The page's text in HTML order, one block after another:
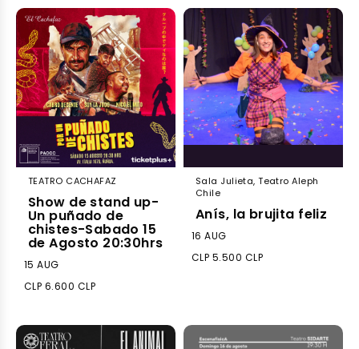
TEATRO CACHAFAZ
Show de stand up-
Un puñado de
chistes-Sabado 15
de Agosto 20:30hrs
15 AUG
CLP 6.600 CLP
Sala Julieta, Teatro Aleph
Chile
Anís, la brujita feliz
16 AUG
CLP 5.500 CLP